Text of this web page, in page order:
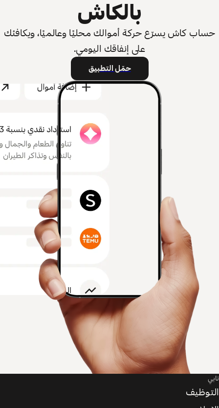
بالكاش
حساب كاش يسرّع حركة أموالك محليًا وعالميًا، ويكافئك
على إنفاقك اليومي.
حمّل التطبيق
تابي
التوظيف